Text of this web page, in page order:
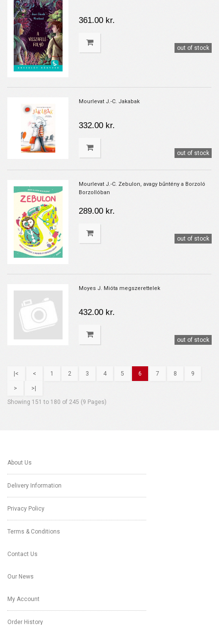
361.00 kr.
out of stock
Mourlevat J.-C. Jakabak
332.00 kr.
out of stock
Mourlevat J.-C. Zebulon, avagy bűntény a Borzoló
Borzollóban
289.00 kr.
out of stock
Moyes J. Mióta megszerettelek
432.00 kr.
out of stock
|< < 1 2 3 4 5 6 7 8 9
>
>|
Showing 151 to 180 of 245 (9 Pages)
About Us
Delivery Information
Privacy Policy
Terms & Conditions
Contact Us
Our News
My Account
Order History